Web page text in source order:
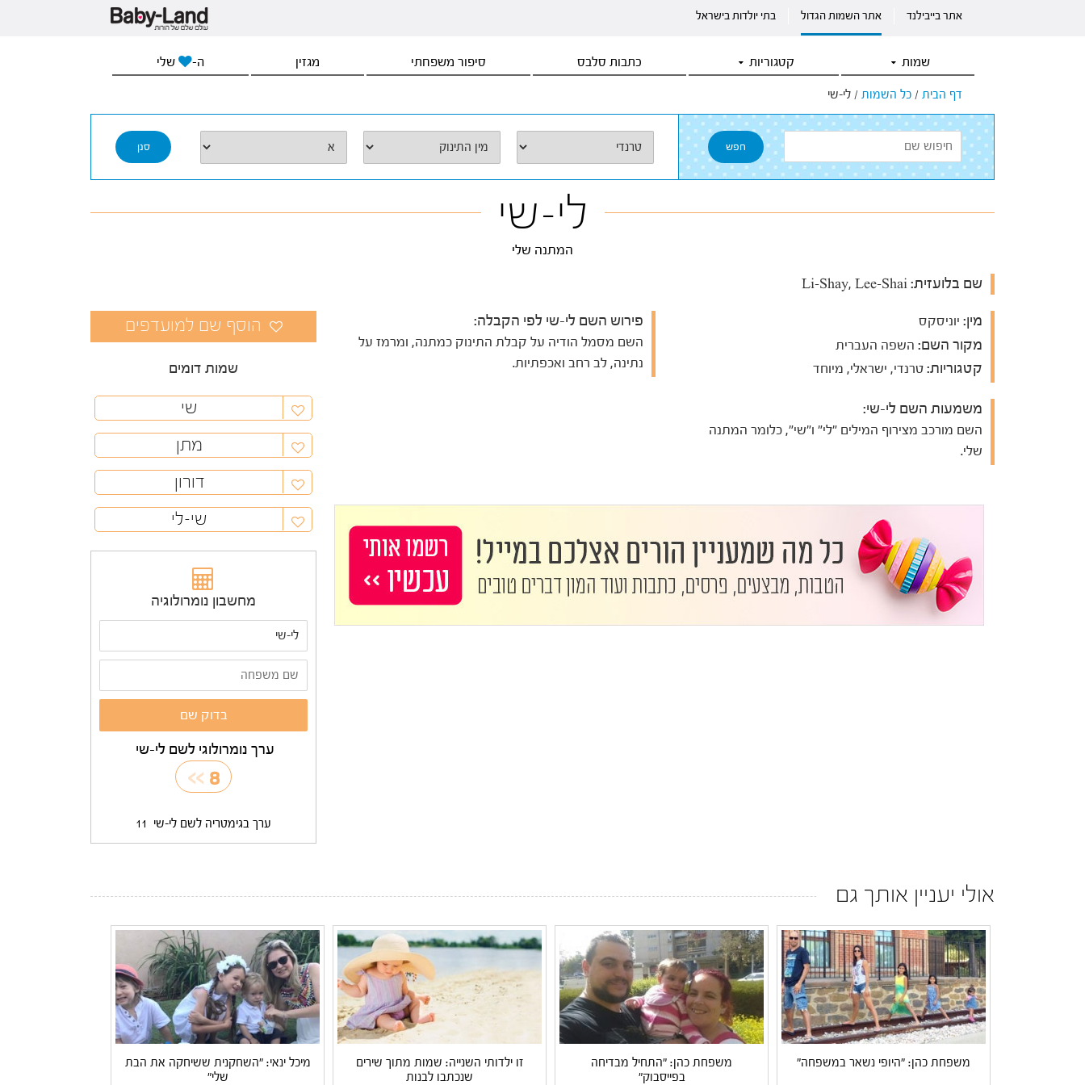
אתר בייבילנד אתר השמות הגדול בתי יולדות בישראל
שמות קטגוריות כתבות סלבס סיפור משפחתי מגזין ה- שלי
דף הבית / כל השמות / לי-שי
לי-שי
המתנה שלי
שם בלועזית:
מין: יוניסקס
מקור השם: השפה העברית
קטגוריות: טרנדי, ישראלי, מיוחד
משמעות השם לי-שי:
השם מורכב מצירוף המילים "לי" ו"שי", כלומר המתנה
שלי.
פירוש השם לי-שי לפי הקבלה:
השם מסמל הודיה על קבלת התינוק כמתנה, ומרמז על
נתינה, לב רחב ואכפתיות.
שמות דומים
שי
מתן
דורון
שי-לי
מחשבון נומרולוגיה
ערך נומרולוגי לשם לי-שי
8
>>
ערך בגימטריה לשם לי-שי 11
אולי יעניין אותך גם
משפחת כהן: "היופי נשאר במשפחה"
משפחת כהן: "התחיל מבדיחה
בפייסבוק"
זו ילדותי השנייה: שמות מתוך שירים
שנכתבו לבנות
מיכל ינאי: "השחקנית ששיחקה את הבת
שלי"